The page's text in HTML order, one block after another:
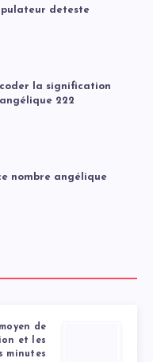
deteste
la signification
222
nombre angélique
de
et les
minutes